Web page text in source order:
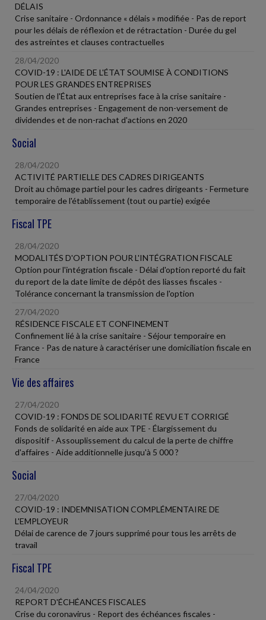
DÉLAIS
Crise sanitaire - Ordonnance « délais » modifiée - Pas de report
pour les délais de réflexion et de rétractation - Durée du gel
des astreintes et clauses contractuelles
28/04/2020
COVID-19 : L'AIDE DE L'ÉTAT SOUMISE À CONDITIONS
POUR LES GRANDES ENTREPRISES
Soutien de l'État aux entreprises face à la crise sanitaire -
Grandes entreprises - Engagement de non-versement de
dividendes et de non-rachat d'actions en 2020
Social
28/04/2020
ACTIVITÉ PARTIELLE DES CADRES DIRIGEANTS
Droit au chômage partiel pour les cadres dirigeants - Fermeture
temporaire de l'établissement (tout ou partie) exigée
Fiscal TPE
28/04/2020
MODALITÉS D'OPTION POUR L'INTÉGRATION FISCALE
Option pour l'intégration fiscale - Délai d'option reporté du fait
du report de la date limite de dépôt des liasses fiscales -
Tolérance concernant la transmission de l'option
27/04/2020
RÉSIDENCE FISCALE ET CONFINEMENT
Confinement lié à la crise sanitaire - Séjour temporaire en
France - Pas de nature à caractériser une domiciliation fiscale en
France
Vie des affaires
27/04/2020
COVID-19 : FONDS DE SOLIDARITÉ REVU ET CORRIGÉ
Fonds de solidarité en aide aux TPE - Élargissement du
dispositif - Assouplissement du calcul de la perte de chiffre
d'affaires - Aide additionnelle jusqu'à 5 000 ?
Social
27/04/2020
COVID-19 : INDEMNISATION COMPLÉMENTAIRE DE
L'EMPLOYEUR
Délai de carence de 7 jours supprimé pour tous les arrêts de
travail
Fiscal TPE
24/04/2020
REPORT D'ÉCHÉANCES FISCALES
Crise du coronavirus - Report des échéances fiscales -